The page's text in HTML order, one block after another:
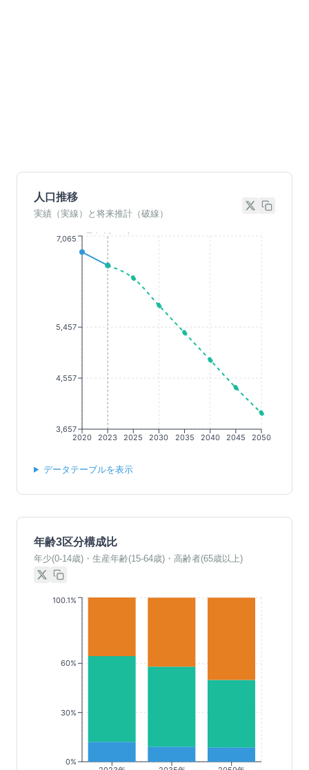
人口推移
実績（実線）と将来推計（破線）
2020 2023 2025 2030 2035 2040 2045 2050
3,657
4,557
5,457
7,065
データテーブルを表示
年齢3区分構成比
年少(0-14歳)・生産年齢(15-64歳)・高齢者(65歳以上)
0%
30%
60%
100.1%